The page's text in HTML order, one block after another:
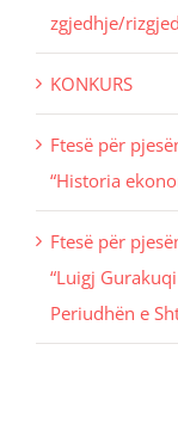
zgjedhje/
KONKURS
Ftesë për
“Historia
Ftesë për
“Luigj
Periudhën e